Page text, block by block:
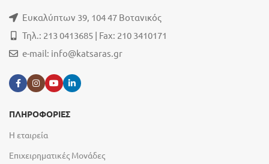
Ευκαλύπτων 39, 104 47 Βοτανικός
Τηλ.: 213 0413685 | Fax: 210 3410171
e-mail: info@katsaras.gr
ΠΛΗΡΟΦΟΡΙΕΣ
Η εταιρεία
Επιχειρηματικές Μονάδες